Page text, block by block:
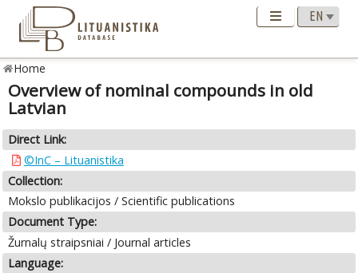
Home
Overview of nominal compounds in old
Latvian
Direct Link:
©InC – Lituanistika
Collection:
Mokslo publikacijos / Scientific publications
Document Type:
Žurnalų straipsniai / Journal articles
Language: